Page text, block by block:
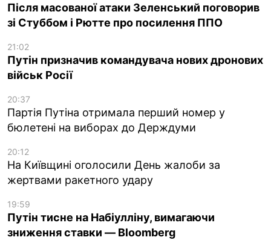
Після масованої атаки Зеленський поговорив
зі Стуббом і Рютте про посилення ППО
21:02
Путін призначив командувача нових дронових
військ Росії
20:37
Партія Путіна отримала перший номер у
бюлетені на виборах до Держдуми
20:12
На Київщині оголосили День жалоби за
жертвами ракетного удару
19:59
Путін тисне на Набіулліну, вимагаючи
зниження ставки — Bloomberg